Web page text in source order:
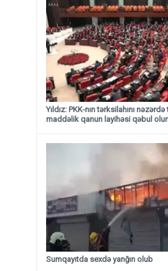
Yıldız: PKK-nın tərksilahını
maddəlik qanun layihəsi qəbul
Sumqayıtda sexdə yanğın olub